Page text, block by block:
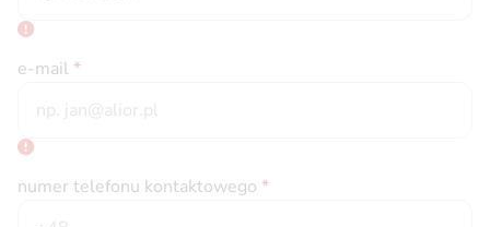
e-mail*
numer telefonu kontaktowego *